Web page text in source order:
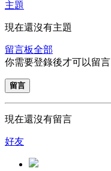
主題
現在還沒有主題
留言板全部
你需要登錄後才可以留言
留言
現在還沒有留言
好友